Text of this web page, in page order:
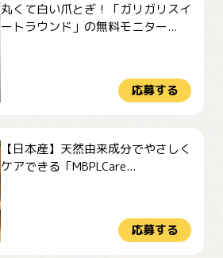
丸くて白い爪とぎ！「ガリガリスイ
ートラウンド」の無料モニター...
応募する
【日本産】天然由来成分でやさしく
ケアできる「MBPLCare...
応募する